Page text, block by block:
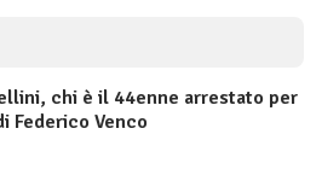
chi è il 44enne arrestato per
Federico Venco